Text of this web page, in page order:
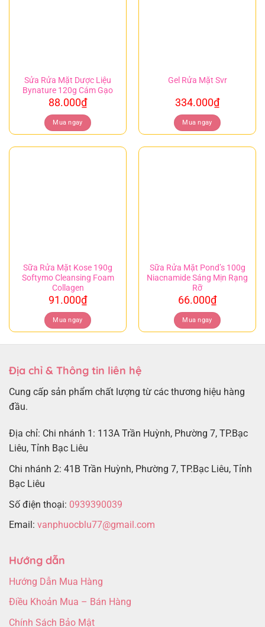
Sửa Rửa Mặt Dược Liệu
Bynature 120g Cám Gạo
88.000₫
Mua ngay
Gel Rửa Mặt Svr
334.000₫
Mua ngay
Sữa Rửa Mặt Kose 190g
Softymo Cleansing Foam
Collagen
91.000₫
Mua ngay
Sữa Rửa Mặt Pond’s 100g
Niacnamide Sáng Mịn Rạng
Rỡ
66.000₫
Mua ngay
Địa chỉ & Thông tin liên hệ
Cung cấp sản phẩm chất lượng từ các thương hiệu hàng
đầu.
Địa chỉ: Chi nhánh 1: 113A Trần Huỳnh, Phường 7, TP.Bạc
Liêu, Tỉnh Bạc Liêu
Chi nhánh 2: 41B Trần Huỳnh, Phường 7, TP.Bạc Liêu, Tỉnh
Bạc Liêu
Số điện thoại: 0939390039
Email: vanphuocblu77@gmail.com
Hướng dẫn
Hướng Dẫn Mua Hàng
Điều Khoản Mua – Bán Hàng
Chính Sách Bảo Mật